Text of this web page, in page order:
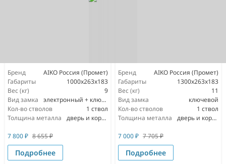
Бренд
AIKO Россия (Промет)
Габариты
1000x263x183
Вес (кг)
9
Вид замка
электронный + ключевой
Кол-во стволов
1 ствол
Толщина металла
дверь и корпус 1,5мм
7 800₽ 8 655₽
Подробнее
Бренд
AIKO Россия (Промет)
Габариты
1300x263x183
Вес (кг)
11
Вид замка
ключевой
Кол-во стволов
1 ствол
Толщина металла
дверь и корпус 1,5мм
7 000₽ 7 705₽
Подробнее